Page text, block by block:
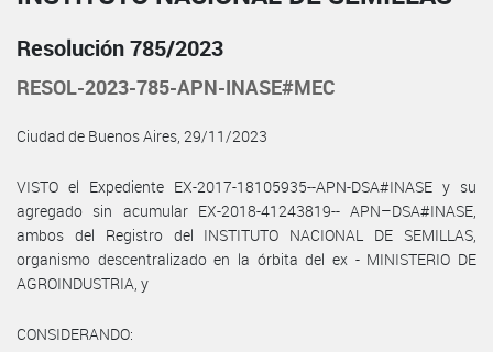
Resolución 785/2023
RESOL-2023-785-APN-INASE#MEC
Ciudad de Buenos Aires, 29/11/2023
VISTO el Expediente EX-2017-18105935--APN-DSA#INASE y su
agregado sin acumular EX-2018-41243819-- APN–DSA#INASE,
ambos del Registro del INSTITUTO NACIONAL DE SEMILLAS,
organismo descentralizado en la órbita del ex - MINISTERIO DE
AGROINDUSTRIA, y
CONSIDERANDO: